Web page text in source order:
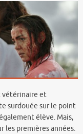
vétérinaire et
surdouée sur le point
élève. Mais,
les premières années.